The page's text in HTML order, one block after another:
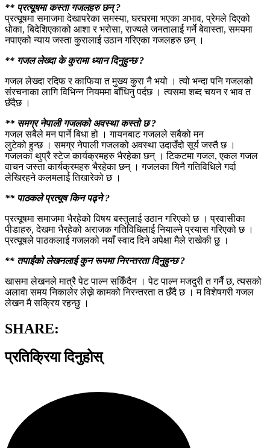
** प्रत्यूषमा कस्ता गजलहरु छन् ?
प्रत्यूषमा समाजमा देखापरेका समस्या, घरघरमा भएका अभाव, प्रेमले दिएको
धोका, बिदेशिएकाको आशा र भरोसा, राज्यले जनतालाई गर्ने बेवास्ता, समयमा
नपाएको न्याय जस्ता कुरालाई उठान गरिएका गजलहरु छन् ।
** गजल लेख्दा के कुरामा ध्यान दिनुहुन्छ ?
गजल लेख्दा रदिफ र काफिया त मुख्य कुरा नै भयो । त्यो भन्दा पनि गजलको
संरचनाका लागि विभिन्न नियममा बाँधिनु पर्दछ । त्यसमा शब्द चयन र भाव त
छँदैछ ।
** समग्र नेपाली गजलको अवस्था कस्तो छ ?
गजल सबैले मन पार्ने बिधा हो । गायनबाट गजलले सबैको मन
लुटेको हुन्छ । समग्र नेपाली गजलको अवस्था उदाउँदो सूर्य जस्तै छ ।
गजलका थुप्रै स्टेज कार्यक्रमहरु भैरहेका छन् । टिकटमा गजल, एकल गजल
वाचन जस्ता कार्यक्रमहरु भैरहेका छन् । गजलका यिनै गतिविधिले गर्दा
लेखिरहने कलमलाई तिखारेको छ ।
** पाठकले प्रत्यूष किन पढ्ने ?
प्रत्यूषमा समाजमा भैरहेको विषय बस्तुलाई उठान गरिएको छ । प्रवासीका
पीडाहरु, देखमा भैरहेको अराजक गतिविधिलाई नियाल्ने प्रयास गरिएको छ ।
प्रत्यूषले पाठकलाई गजलको नयाँ स्वाद दिने अपेक्षा मैले राखेकी छु ।
** तपाईंको लेखनलाई कुन रूपमा निरन्तरता दिनुहुन्छ ?
खासमा लेखनले मात्रै पेट पाल्न सकिँदैन । पेट पाल्न मजदुरी त गर्नै छ, त्यसको
अलावा समय निकालेर लेख्ने कामको निरन्तरता त छँदै छ । म विशेषगरी गजल
लेखन मै सक्रिय रहन्छु ।
SHARE:
प्रतिक्रिया दिनुहोस्